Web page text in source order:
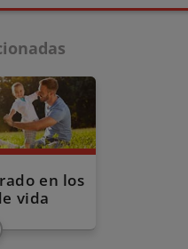
en los
vida